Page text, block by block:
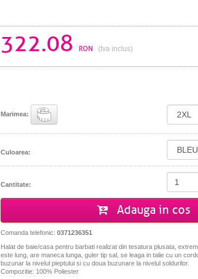
322.08 RON (tva inclus)
Marimea:
Culoarea:
Cantitate:
Adauga in cos
Comanda telefonic: 0371236351
Halat de baie/casa pentru barbati realizat din tesatura plusata,
este lung, are maneca lunga, guler tip sal, se leaga in talie cu un
buzunar la nivelul pieptului si cu doua buzunare la nivelul soldurilor.
Compozitie: 100% Poliester